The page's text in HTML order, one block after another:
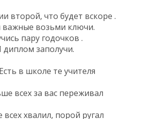
второй, что будет вскоре .
важные возьми ключи.
пару годочков .
диплом заполучи.
в школе те учителя
всех за вас переживал
хвалил, порой ругал